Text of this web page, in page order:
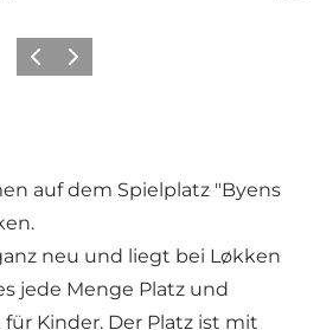
ZurückWeiter
auf dem Spielplatz "Byens
neu und liegt bei Løkken
jede Menge Platz und
Kinder. Der Platz ist mit